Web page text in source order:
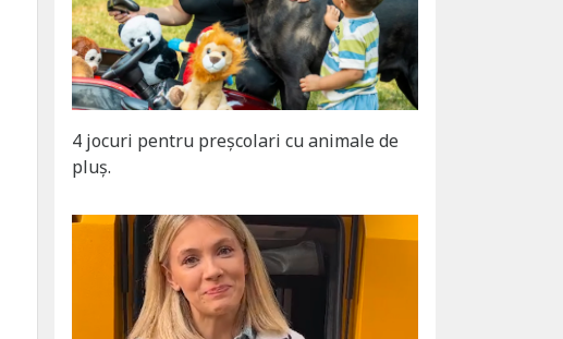
4 jocuri pentru preșcolari cu animale de
pluș.